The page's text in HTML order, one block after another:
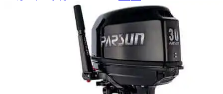
Hidea
HDX
Гладиатор
Toyama